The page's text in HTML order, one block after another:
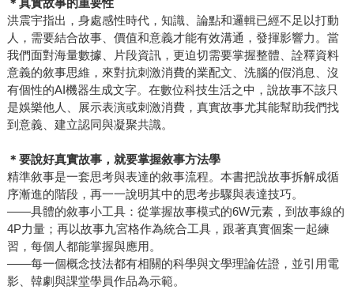
＊真實故事的重要性
洪震宇指出，身處感性時代，知識、論點和邏輯已經不足以打動
人，需要結合故事、價值和意義才能有效溝通，發揮影響力。當
我們面對海量數據、片段資訊，更迫切需要掌握整體、詮釋資料
意義的敘事思維，來對抗刺激消費的業配文、洗腦的假消息、沒
有個性的AI機器生成文字。在數位科技生活之中，說故事不該只
是娛樂他人、展示表演或刺激消費，真實故事尤其能幫助我們找
到意義、建立認同與凝聚共識。
＊要說好真實故事，就要掌握敘事方法學
精準敘事是一套思考與表達的敘事流程。本書把說故事拆解成循
序漸進的階段，再一一說明其中的思考步驟與表達技巧。
——具體的敘事小工具：從掌握故事模式的6W元素，到故事線的
4P力量；再以故事九宮格作為統合工具，跟著真實個案一起練
習，每個人都能掌握與應用。
——每一個概念技法都有相關的科學與文學理論佐證，並引用電
影、韓劇與課堂學員作品為示範。